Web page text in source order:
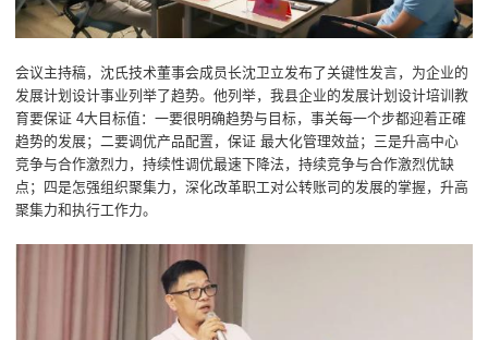
会议主持稿，沈氏技术董事会成员长沈卫立发布了关键性发言，为企业的
发展计划设计事业列举了趋势。他列举，我县企业的发展计划设计培训教
育要保证 4大目标值：一要很明确趋势与目标，事关每一个步都迎着正確
趋势的发展；二要调优产品配置，保证 最大化管理效益；三是升高中心
竞争与合作激烈力，持续性调优最速下降法，持续竞争与合作激烈优缺
点；四是怎强组织聚集力，深化改革职工对公转账司的发展的掌握，升高
聚集力和执行工作力。